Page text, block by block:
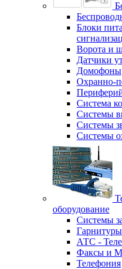
Блоки
Ворота и
Датчики
Домофоны
Охранно-
Система
Системы
Системы
Системы
оборудование
Системы
АТС -
Факсы и
Телефония